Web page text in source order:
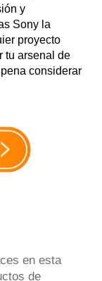
y
Sony la
proyecto
tu arsenal de
considerar
en esta
de